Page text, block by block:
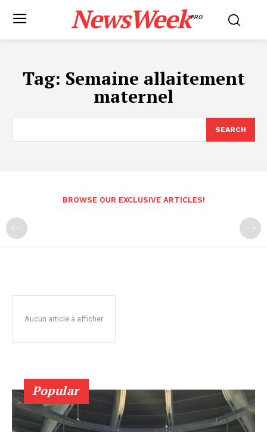
NewsWeekPRO
Tag: Semaine allaitement
maternel
SEARCH
BROWSE OUR EXCLUSIVE ARTICLES!
Aucun article à afficher
Popular